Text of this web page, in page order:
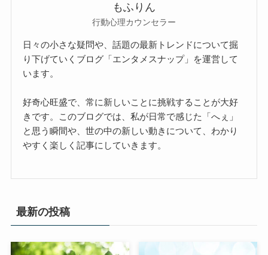
もふりん
行動心理カウンセラー
日々の小さな疑問や、話題の最新トレンドについて掘
り下げていくブログ「エンタメスナップ」を運営して
います。
好奇心旺盛で、常に新しいことに挑戦することが大好
きです。このブログでは、私が日常で感じた「へぇ」
と思う瞬間や、世の中の新しい動きについて、わかり
やすく楽しく記事にしていきます。
最新の投稿